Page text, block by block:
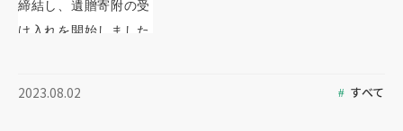
2023.08.02 すべて